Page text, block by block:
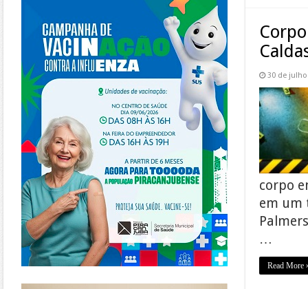
30 de julho
corpo
em um
…
Read More
https://www.infinitygo.com.br/